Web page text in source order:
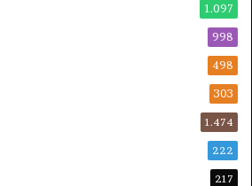
1.097
998
498
303
1.474
222
217